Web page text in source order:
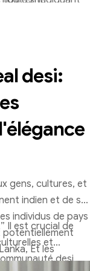
à long
desi:
gens, cultures, et
indien et de sa
individus de pays
potentiellement
Et les
d'un terme neutre
Il est crucial de
et
desi